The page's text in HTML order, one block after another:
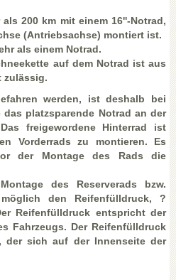
200 km mit einem 16''-Notrad,
(Antriebsachse) montiert ist.
als einem Notrad.
auf dem Notrad ist aus
zulässig.
werden, ist deshalb bei
das platzsparende Notrad an der
freigewordene Hinterrad ist
Vorderrads zu montieren. Es
der Montage des Rads die
des Reserverads bzw.
den Reifenfülldruck, ?
Reifenfülldruck entspricht der
Fahrzeugs. Der Reifenfülldruck
der sich auf der Innenseite der